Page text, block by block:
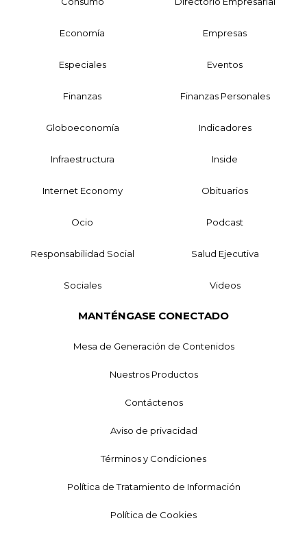
Economía Empresas
Especiales Eventos
Finanzas Finanzas Personales
Globoeconomía Indicadores
Infraestructura Inside
Internet Economy Obituarios
Ocio Podcast
Responsabilidad Social Salud Ejecutiva
Sociales Videos
MANTÉNGASE CONECTADO
Mesa de Generación de Contenidos
Nuestros Productos
Contáctenos
Aviso de privacidad
Términos y Condiciones
Política de Tratamiento de Información
Política de Cookies